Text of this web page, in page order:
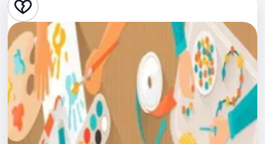
Стендап
Выставки
Квесты
Экскурсии
Спорт